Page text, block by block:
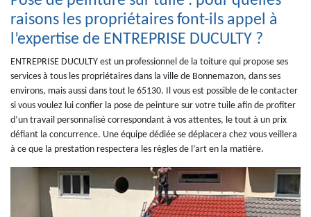
raisons les propriétaires font-ils appel à
l’expertise de ENTREPRISE DUCULTY ?
ENTREPRISE DUCULTY est un professionnel de la toiture qui propose ses
services à tous les propriétaires dans la ville de Bonnemazon, dans ses
environs, mais aussi dans tout le 65130. Il vous est possible de le contacter
si vous voulez lui confier la pose de peinture sur votre tuile afin de profiter
d’un travail personnalisé correspondant à vos attentes, le tout à un prix
défiant la concurrence. Une équipe dédiée se déplacera chez vous veillera
à ce que la prestation respectera les règles de l’art en la matière.